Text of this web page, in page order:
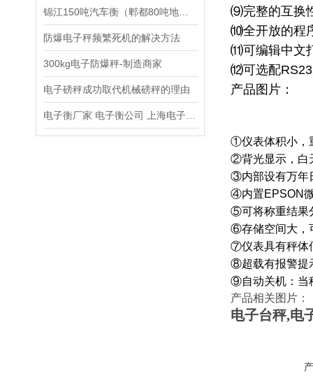
防爆电子秤频繁死机的解决方法
300kg电子防爆秤-制造商家
电子磅秤成功取代机械磅秤的理由
⑼完整的互换
⑽全开放的程
⑾可编辑中文
⑿可选配
产品图片：
①仪表体积小，
②背光显示，白
③内部设有万年
④内置EPSON
⑤可将称重结果
⑥存储空间大，
⑦仪表具有秤体
⑧超载有报警提
⑨自动关机：当
产品相关图片：
电子台秤,电